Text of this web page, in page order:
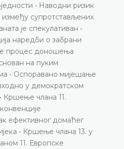
• Наводни ризик
између супротстављених
је спекулативан •
наредби о забрани
процес доношења
на пуким
• Оспоравано мијешање
у демократском
Кршење члана 11.
ефективног домаћег
• Кршење члана 13. у
11. Европске